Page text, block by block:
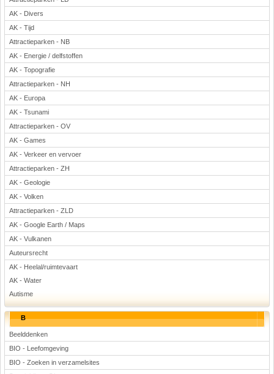
AK - Divers
AK - Tijd
Attractieparken - NB
AK - Energie / delfstoffen
AK - Topografie
Attractieparken - NH
AK - Europa
AK - Tsunami
Attractieparken - OV
AK - Games
AK - Verkeer en vervoer
Attractieparken - ZH
AK - Geologie
AK - Volken
Attractieparken - ZLD
AK - Google Earth / Maps
AK - Vulkanen
Auteursrecht
AK - Heelal/ruimtevaart
AK - Water
Autisme
B
Beelddenken
BIO - Leefomgeving
BIO - Zoeken in verzamelsites